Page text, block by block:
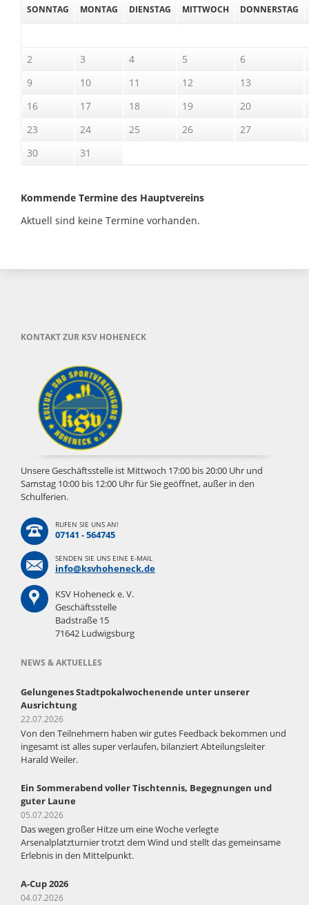
SONNTAG MONTAG DIENSTAG MITTWOCH DONNERSTAG
2 3 4 5
6
9
10 11 12
13
16
17 18 19
20
23
24 25 26
27
30
31
Kommende Termine des Hauptvereins
Aktuell sind keine Termine vorhanden.
KONTAKT ZUR KSV HOHENECK
Unsere Geschäftsstelle ist Mittwoch 17:00 bis 20:00 Uhr und
Samstag 10:00 bis 12:00 Uhr für Sie geöffnet, außer in den
Schulferien.
RUFEN SIE UNS AN!
07141 - 564745
SENDEN SIE UNS EINE E-MAIL
info@ksvhoheneck.de
KSV Hoheneck e. V.
Geschäftsstelle
Badstraße 15
71642 Ludwigsburg
NEWS & AKTUELLES
Gelungenes Stadtpokalwochenende unter unserer
Ausrichtung
22.07.2026
Von den Teilnehmern haben wir gutes Feedback bekommen und
ingesamt ist alles super verlaufen, bilanziert Abteilungsleiter
Harald Weiler.
Ein Sommerabend voller Tischtennis, Begegnungen und
guter Laune
05.07.2026
Das wegen großer Hitze um eine Woche verlegte
Arsenalplatzturnier trotzt dem Wind und stellt das gemeinsame
Erlebnis in den Mittelpunkt.
A-Cup 2026
04.07.2026